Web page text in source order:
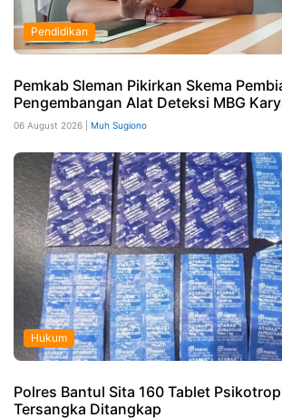
Pendidikan
Pemkab Sleman Pikirkan Skema
Pengembangan Alat Deteksi MBG
06 August 2026 | Muh Sugiono
Hukum
Polres Bantul Sita 160 Tablet
Tersangka Ditangkap